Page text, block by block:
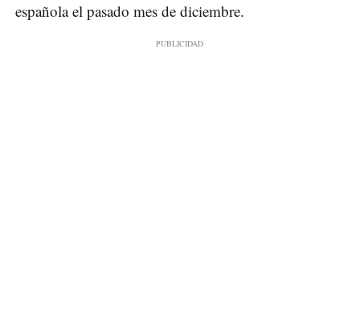
española el pasado mes de diciembre.